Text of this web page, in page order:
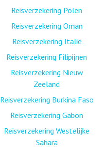
Reisverzekering Polen
Reisverzekering Oman
Reisverzekering Italië
Reisverzekering Filipijnen
Reisverzekering Nieuw
Zeeland
Reisverzekering Burkina Faso
Reisverzekering Gabon
Reisverzekering Westelijke
Sahara